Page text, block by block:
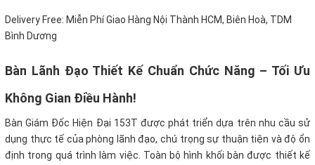
Delivery Free: Miễn Phí Giao Hàng Nội Thành HCM, Biên Hoà, TDM
Bình Dương
Bàn Lãnh Đạo Thiết Kế Chuẩn Chức Năng – Tối Ưu
Không Gian Điều Hành!
Bàn Giám Đốc Hiện Đại 153T được phát triển dựa trên nhu cầu sử
dụng thực tế của phòng lãnh đạo, chú trọng sự thuận tiện và độ ổn
định trong quá trình làm việc. Toàn bộ hình khối bàn được thiết kế